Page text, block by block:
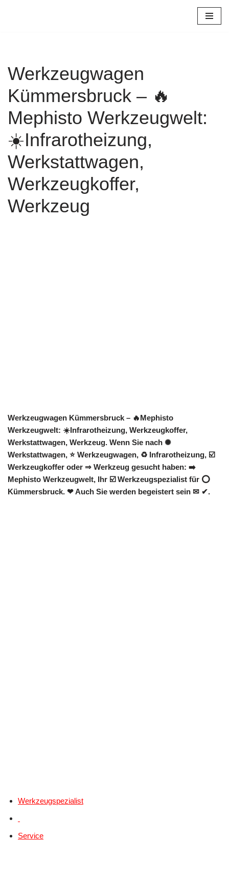
Werkzeugwagen
Kümmersbruck – 🔥
Mephisto Werkzeugwelt:
☀️Infrarotheizung,
Werkstattwagen,
Werkzeugkoffer,
Werkzeug
Werkzeugwagen Kümmersbruck – 🔥Mephisto
Werkzeugwelt: ☀️Infrarotheizung, Werkzeugkoffer,
Werkstattwagen, Werkzeug. Wenn Sie nach ✺
Werkstattwagen, ⭐ Werkzeugwagen, ♻ Infrarotheizung, ☑️
Werkzeugkoffer oder ⇒ Werkzeug gesucht haben: ➡️
Mephisto Werkzeugwelt, Ihr ☑️ Werkzeugspezialist für ⭕
Kümmersbruck. ❤ Auch Sie werden begeistert sein ✉ ✔.
Werkzeugspezialist
Service